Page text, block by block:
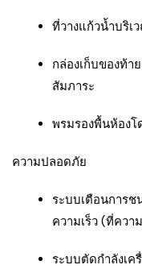
ที่วางแก้วน้ำบริ
กล่องเก็บของท้า
สัมภาระ
พรมรองพื้นห้องโ
ความปลอดภัย
ระบบเตือนการ
ความเร็ว (ที่ควา
ระบบตัดกำลังเค